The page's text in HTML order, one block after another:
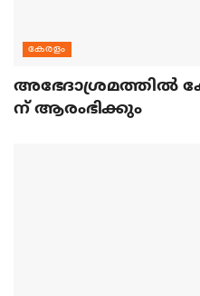
കേരളം
അഭേദാശ്രമത്തില്‍
ന് ആരംഭിക്കും